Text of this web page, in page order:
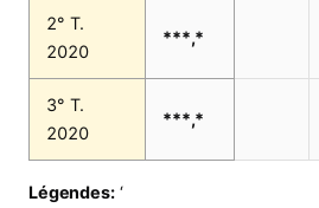
2° T.
2020
***,*
3° T.
2020
***,*
Légendes:‘